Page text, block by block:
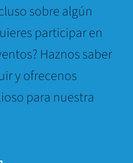
sobre algún
participar en
Haznos saber
y ofrecenos
para nuestra